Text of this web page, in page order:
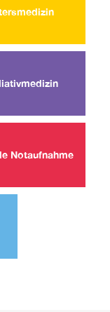
Notaufnahme